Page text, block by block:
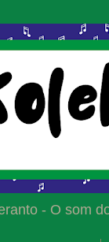
- O som